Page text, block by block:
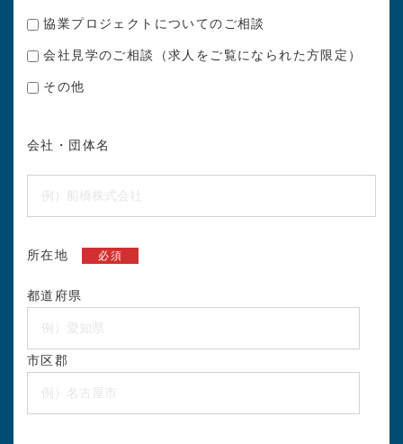
協業プロジェクトについてのご相談
会社見学のご相談（求人をご覧になられた方限定）
その他
会社・団体名
所在地 必須
都道府県
市区郡